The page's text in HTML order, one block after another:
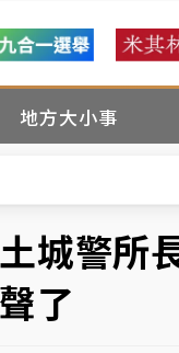
地方大小事
喜來登圍籬傾倒砸
近！新北淡水赫見
中部以北防豪雨
門只出不進 未移置
城警所
了